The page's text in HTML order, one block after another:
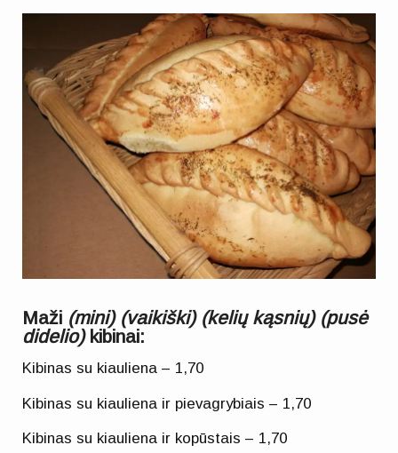
Maži (mini) (vaikiški) (kelių kąsnių) (pusė
didelio)kibinai:
Kibinas su kiauliena – 1,70
Kibinas su kiauliena ir pievagrybiais – 1,70
Kibinas su kiauliena ir kopūstais – 1,70